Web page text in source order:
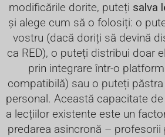
modificările dorite, puteți salva
și alege cum să o folosiți: o
vostru (dacă doriți să devină
ca RED), o puteți distribui doar
prin integrare într-o
compatibilă) sau o puteți
personal. Această capacitate de
a lecțiilor existente este un
predarea asincronă –